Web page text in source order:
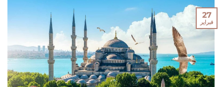
27
فبراير